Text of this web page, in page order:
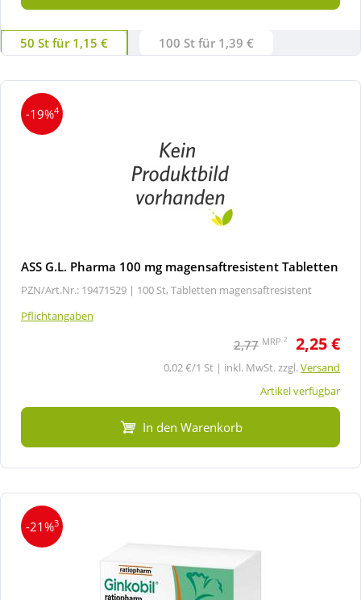
50 St für 1,15 € 100 St für 1,39 €
-19%4
ASS G.L. Pharma 100 mg magensaftresistent Tabletten
PZN/Art.Nr.: 19471529 | 100 St, Tabletten magensaftresistent
Pflichtangaben
2,77 MRP 2 2,25 €
0,02 €/1 St | inkl. MwSt. zzgl.Versand
Artikel verfügbar
In den Warenkorb
-21%3